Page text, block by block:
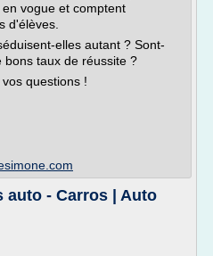
vogue et comptent
d'élèves.
elles autant ? Sont-
bons taux de réussite ?
questions !
auto - Carros | Auto